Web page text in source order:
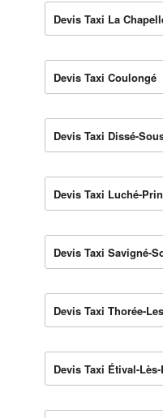
Devis Taxi La
Devis Taxi Coulongé
Devis Taxi Dissé-
Devis Taxi Luché-
Devis Taxi Savigné-
Devis Taxi Thorée-
Devis Taxi Étival-